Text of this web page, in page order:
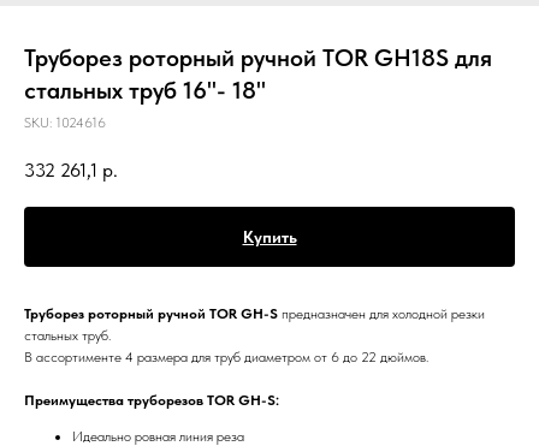
Труборез роторный ручной TOR GH18S для
стальных труб 16"- 18"
SKU: 1024616
332 261,1 р.
Купить
Труборез роторный ручной TOR GH-S предназначен для холодной резки
стальных труб.
В ассортименте 4 размера для труб диаметром от 6 до 22 дюймов.
Преимущества труборезов TOR GH-S:
Идеально ровная линия реза